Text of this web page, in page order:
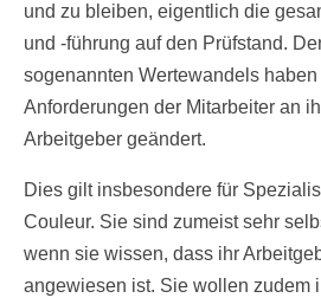
und zu bleiben, eigentlich die
und -führung auf den Prüfstand.
sogenannten Wertewandels
Anforderungen der Mitarbeiter an
Arbeitgeber geändert.
Dies gilt insbesondere für
Couleur. Sie sind zumeist sehr
wenn sie wissen, dass ihr
angewiesen ist. Sie wollen zudem